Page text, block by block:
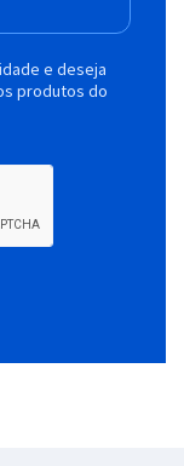
e deseja
produtos do